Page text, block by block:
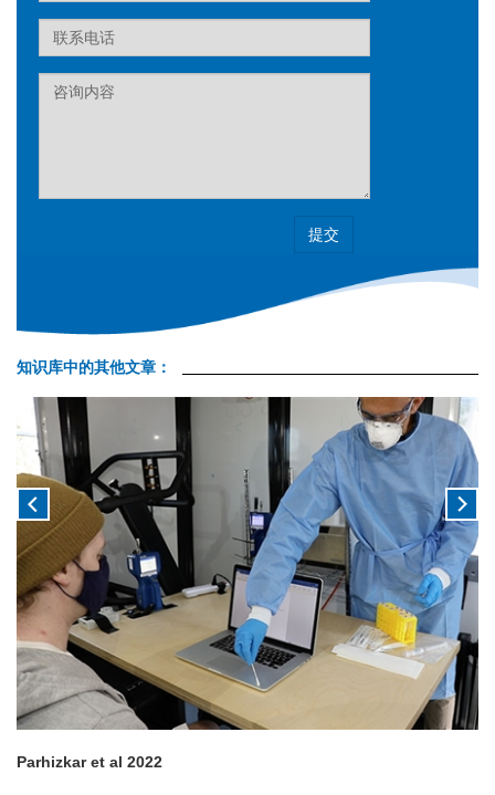
Tel
Label
知识库中的其他文章：
Parhizkar et al 2022